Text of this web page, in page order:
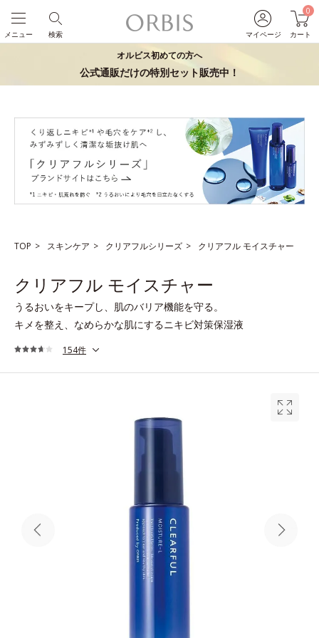
マイページ
0
カート
検索
メニュー
オルビス初めての方へ
公式通販だけの特別セット販売中！
TOP スキンケア クリアフルシリーズ クリアフル モイスチャー
クリアフル モイスチャー
うるおいをキープし、肌のバリア機能を守る。
キメを整え、なめらかな肌にするニキビ対策保湿液
154件